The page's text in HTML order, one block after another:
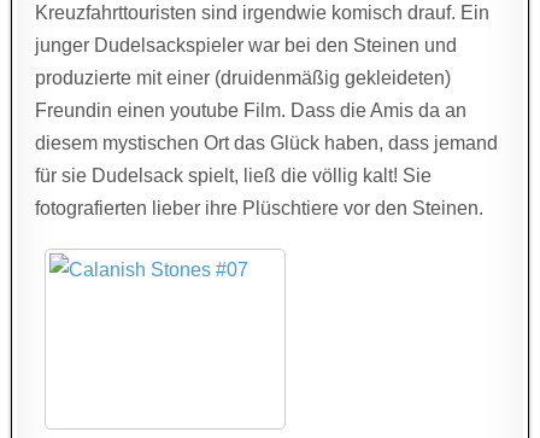
Kreuzfahrttouristen sind irgendwie komisch drauf. Ein
junger Dudelsackspieler war bei den Steinen und
produzierte mit einer (druidenmäßig gekleideten)
Freundin einen youtube Film. Dass die Amis da an
diesem mystischen Ort das Glück haben, dass jemand
für sie Dudelsack spielt, ließ die völlig kalt! Sie
fotografierten lieber ihre Plüschtiere vor den Steinen.